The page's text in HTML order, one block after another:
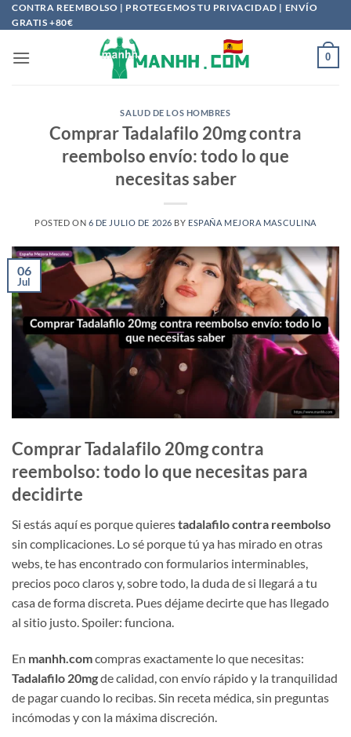
Saltar
al
CONTRA REEMBOLSO | PROTEGEMOS TU PRIVACIDAD | ENVÍO
GRATIS +80€
0
SALUD DE LOS HOMBRES
Comprar Tadalafilo 20mg contra
reembolso envío: todo lo que
necesitas saber
POSTED ON 6 DE JULIO DE 2026 BY ESPAÑA MEJORA MASCULINA
06
Jul
Comprar Tadalafilo 20mg contra
reembolso: todo lo que necesitas para
decidirte
Si estás aquí es porque quierestadalafilo contra reembolso
sin complicaciones. Lo sé porque tú ya has mirado en otras
webs, te has encontrado con formularios interminables,
precios poco claros y, sobre todo, la duda de si llegará a tu
casa de forma discreta. Pues déjame decirte que has llegado
al sitio justo. Spoiler: funciona.
En manhh.comcompras exactamente lo que necesitas:
Tadalafilo 20mgde calidad, con envío rápido y la tranquilidad
de pagar cuando lo recibas. Sin receta médica, sin preguntas
incómodas y con la máxima discreción.